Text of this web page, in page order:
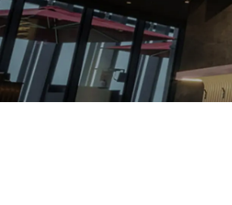
BOON
戶外包
近期節目